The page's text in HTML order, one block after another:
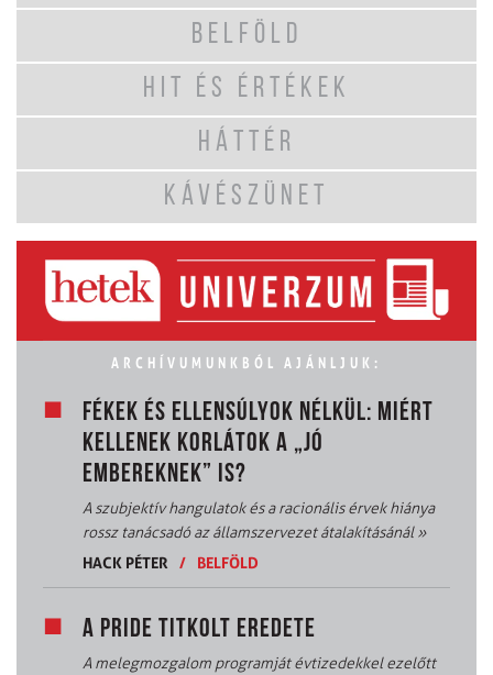
BELFÖLD
HIT ÉS ÉRTÉKEK
HÁTTÉR
KÁVÉSZÜNET
ARCHÍVUMUNKBÓL AJÁNLJUK:
FÉKEK ÉS ELLENSÚLYOK NÉLKÜL: MIÉRT
KELLENEK KORLÁTOK A „JÓ
EMBEREKNEK” IS?
A szubjektív hangulatok és a racionális érvek hiánya
rossz tanácsadó az államszervezet átalakításánál»
HACK PÉTER
/ BELFÖLD
A PRIDE TITKOLT EREDETE
A melegmozgalom programját évtizedekkel ezelőtt